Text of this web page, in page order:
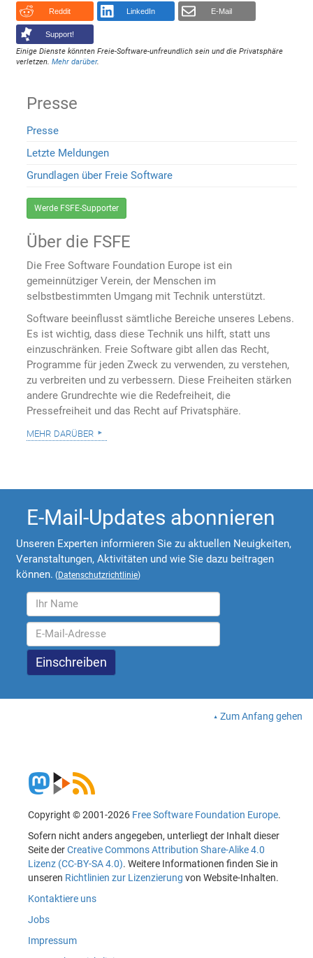
Reddit LinkedIn E-Mail
Support!
Einige Dienste könnten Freie-Software-unfreundlich sein und die Privatsphäre
verletzen.Mehr darüber.
Presse
Presse
Letzte Meldungen
Grundlagen über Freie Software
Werde FSFE-Supporter
Über die FSFE
Die Free Software Foundation Europe ist ein
gemeinnütziger Verein, der Menschen im
selbstbestimmten Umgang mit Technik unterstützt.
Software beeinflusst sämtliche Bereiche unseres Lebens.
Es ist wichtig, dass diese Technik uns hilft, statt uns
einzuschränken. Freie Software gibt allen das Recht,
Programme für jeden Zweck zu verwenden, zu verstehen,
zu verbreiten und zu verbessern. Diese Freiheiten stärken
andere Grundrechte wie die Redefreiheit, die
Pressefreiheit und das Recht auf Privatsphäre.
mehr darüber
E-Mail-Updates abonnieren
Unseren Experten informieren Sie zu aktuellen Neuigkeiten,
Veranstaltungen, Aktivitäten und wie Sie dazu beitragen
können. (Datenschutzrichtlinie)
Zum Anfang gehen
Copyright © 2001-2026 Free Software Foundation Europe.
Sofern nicht anders angegeben, unterliegt der Inhalt dieser
Seite derCreative Commons Attribution Share-Alike 4.0
Lizenz (CC-BY-SA 4.0). Weitere Informationen finden Sie in
unseren Richtlinien zur Lizenzierung von Website-Inhalten.
Kontaktiere uns
Jobs
Impressum